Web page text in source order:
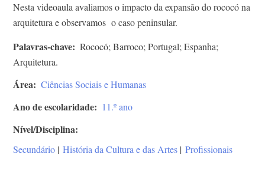
Nesta videoaula avaliamos o impacto da expansão do rococó na
arquitetura e observamos o caso peninsular.
Palavras-chave
Rococó; Barroco; Portugal; Espanha;
Arquitetura.
Área Ciências Sociais e Humanas
Ano de escolaridade 11.º ano
Nível/Disciplina
Secundário | História da Cultura e das Artes | Profissionais